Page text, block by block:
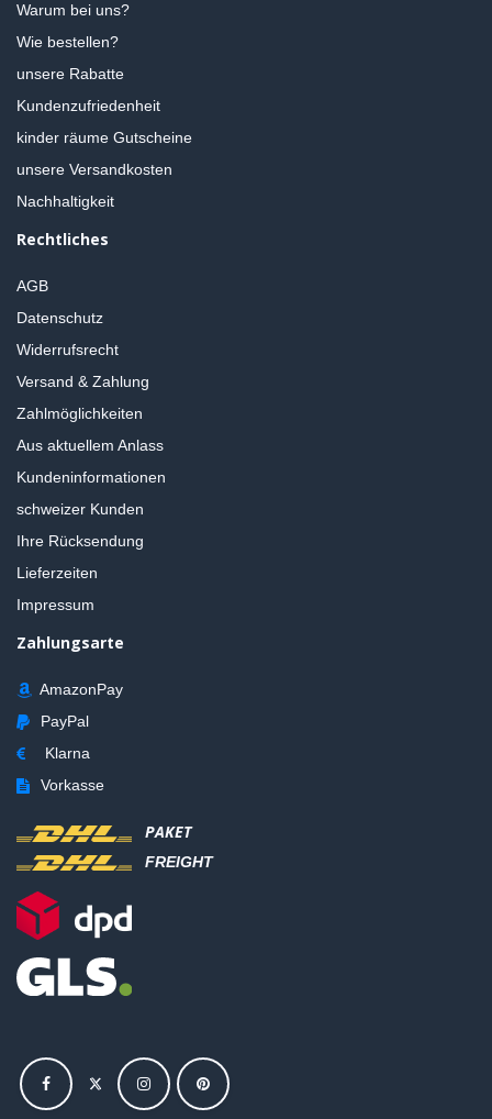
Warum bei uns?
Wie bestellen?
unsere Rabatte
Kundenzufriedenheit
kinder räume Gutscheine
unsere Versandkosten
Nachhaltigkeit
Rechtliches
AGB
Datenschutz
Widerrufsrecht
Versand & Zahlung
Zahlmöglichkeiten
Aus aktuellem Anlass
Kundeninformationen
schweizer Kunden
Ihre Rücksendung
Lieferzeiten
Impressum
Zahlungsarte
AmazonPay
PayPal
Klarna
Vorkasse
PAKET
FREIGHT